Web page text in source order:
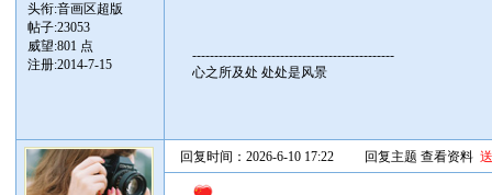
头衔:音画区超版
帖子:23053
威望:801 点
注册:2014-7-15
----------------------------------------------
心之所及处 处处是风景
回复时间：2026-6-10 17:22 回复主题 查看资料